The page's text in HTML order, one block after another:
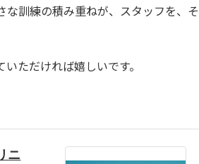
訓練の積み重ねが、スタッフを、そ
ただければ嬉しいです。
ニ